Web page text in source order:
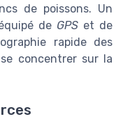
de poissons. Un
de GPS et de
rapide des
concentrer sur la